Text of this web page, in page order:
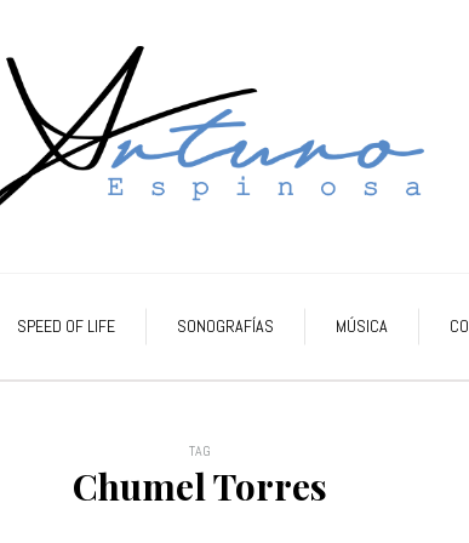
SPEED OF LIFE SONOGRAFÍAS MÚSICA
TAG
Chumel Torres